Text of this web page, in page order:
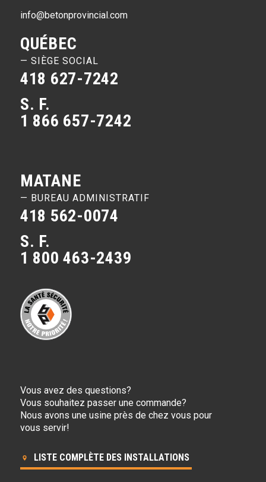
info@betonprovincial.com
QUÉBEC
— SIÈGE SOCIAL
418 627-7242
S. F.
1 866 657-7242
MATANE
— BUREAU ADMINISTRATIF
418 562-0074
S. F.
1 800 463-2439
Vous avez des questions?
Vous souhaitez passer une commande?
Nous avons une usine près de chez vous pour
vous servir!
LISTE COMPLÈTE DES INSTALLATIONS